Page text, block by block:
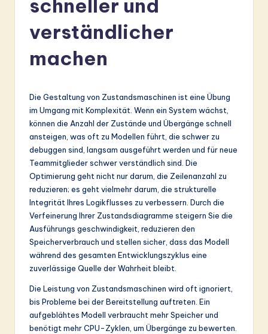
m
L
in
A
&
S
o
schneller und
verständlicher
machen
Die Gestaltung von Zustandsmaschinen ist eine Übung
im Umgang mit Komplexität. Wenn ein System wächst,
können die Anzahl der Zustände und Übergänge schnell
ansteigen, was oft zu Modellen führt, die schwer zu
debuggen sind, langsam ausgeführt werden und für neue
Teammitglieder schwer verständlich sind. Die
Optimierung geht nicht nur darum, die Zeilenanzahl zu
reduzieren; es geht vielmehr darum, die strukturelle
Integrität Ihres Logikflusses zu verbessern. Durch die
Verfeinerung Ihrer Zustandsdiagramme steigern Sie die
Ausführungs geschwindigkeit, reduzieren den
Speicherverbrauch und stellen sicher, dass das Modell
während des gesamten Entwicklungszyklus eine
zuverlässige Quelle der Wahrheit bleibt.
Die Leistung von Zustandsmaschinen wird oft ignoriert,
bis Probleme bei der Bereitstellung auftreten. Ein
aufgeblähtes Modell verbraucht mehr Speicher und
benötigt mehr CPU-Zyklen, um Übergänge zu bewerten.